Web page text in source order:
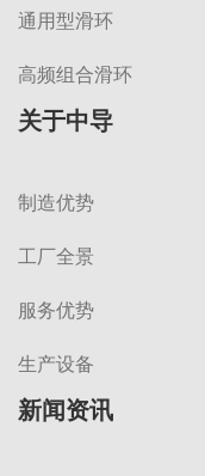
通用型滑环
高频组合滑环
关于中导
制造优势
工厂全景
服务优势
生产设备
新闻资讯